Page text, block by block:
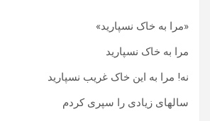
«مرا به خاک نسپارید»
مرا به خاک نسپارید
نه! مرا به این خاک غریب نسپارید
سالهای زیادی را سپری کردم